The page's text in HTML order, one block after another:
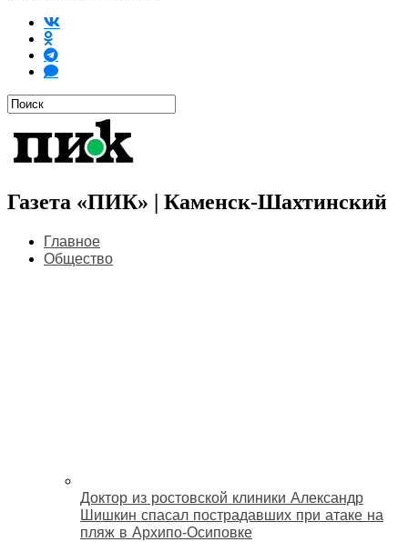
Газета «ПИК» | Каменск-Шахтинский
Главное
Общество
Доктор из ростовской клиники Александр
Шишкин спасал пострадавших при атаке на
пляж в Архипо‑Осиповке